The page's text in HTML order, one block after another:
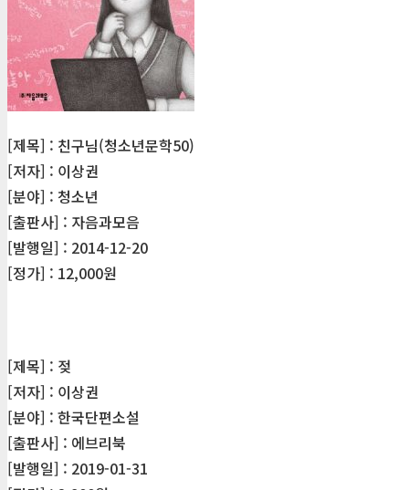
[제목] : 친구님(청소년문학50)
[저자] : 이상권
[분야] : 청소년
[출판사] : 자음과모음
[발행일] : 2014-12-20
[정가] : 12,000원
[제목] : 젖
[저자] : 이상권
[분야] : 한국단편소설
[출판사] : 에브리북
[발행일] : 2019-01-31